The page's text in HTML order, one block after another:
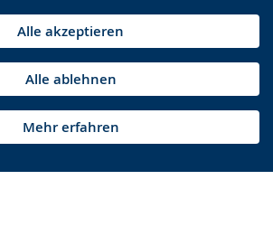
Alle akzeptieren
Alle ablehnen
Mehr erfahren